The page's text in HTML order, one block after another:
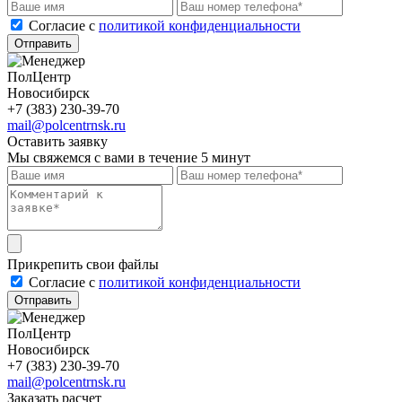
Cогласие с политикой конфиденциальности
Отправить
ПолЦентр
Новосибирск
+7 (383) 230-39-70
mail@polcentrnsk.ru
Оставить заявку
Мы свяжемся с вами в течение 5 минут
Прикрепить свои файлы
Cогласие с политикой конфиденциальности
Отправить
ПолЦентр
Новосибирск
+7 (383) 230-39-70
mail@polcentrnsk.ru
Заказать расчет